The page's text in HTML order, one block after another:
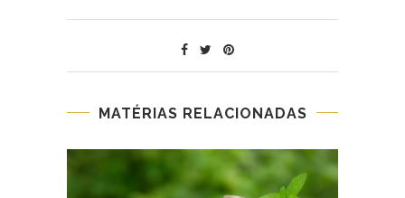
MATÉRIAS RELACIONADAS